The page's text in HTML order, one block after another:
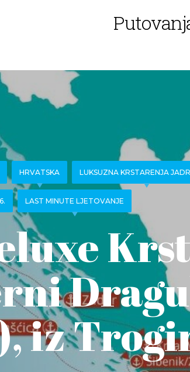
HRVATSKA LUKSUZNA KRSTARENJA
LAST MINUTE LJETOVANJE
iz